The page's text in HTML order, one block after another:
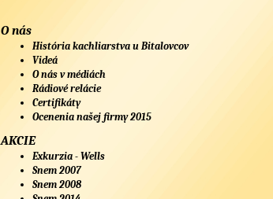
O nás
História kachliarstva u Bitalovcov
Videá
O nás v médiách
Rádiové relácie
Certifikáty
Ocenenia našej firmy 2015
AKCIE
Exkurzia - Wells
Snem 2007
Snem 2008